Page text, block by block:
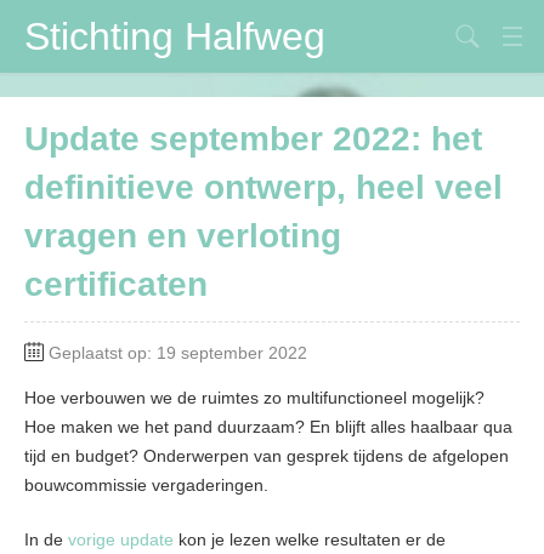
Stichting Halfweg
Stichting Halfweg
Volksfeestvereniging
DVV
Maïspotters
Verbouwing
Contactpersonen
Update september 2022: het
definitieve ontwerp, heel veel
vragen en verloting
certificaten
Geplaatst op: 19 september 2022
Hoe verbouwen we de ruimtes zo multifunctioneel mogelijk?
Hoe maken we het pand duurzaam? En blijft alles haalbaar qua
tijd en budget? Onderwerpen van gesprek tijdens de afgelopen
bouwcommissie vergaderingen.
In de vorige update kon je lezen welke resultaten er de